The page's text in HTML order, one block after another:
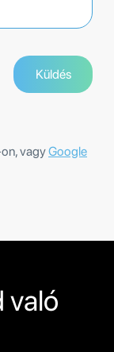
vagyGoogle
való